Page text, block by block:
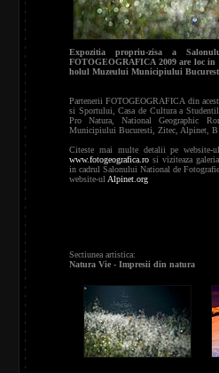
Expozitia propriu-zisa a
FOTOGEOGRAFICA 2009 are loc
holul Muzeului Municipiului
Partenerii FOTOGEOGRAFICA din
si Sportului, Casa de Cultura a
Pro Natura, National Geographic
Municipiului Bucuresti, Zitec, Alpinet,
Citeste mai multe detalii pe website-
www.fotogeografica.ro si viziteaza
in cadrul Salonului National de
website-ul Alpinet.org
Sectiunea artistica:
Natura Vie - Impresii din natura